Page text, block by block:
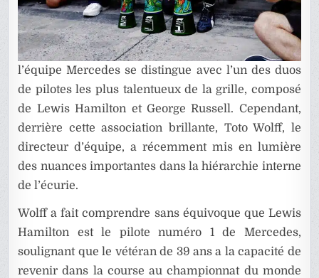
l’équipe Mercedes se distingue avec l’un des duos
de pilotes les plus talentueux de la grille, composé
de Lewis Hamilton et George Russell. Cependant,
derrière cette association brillante, Toto Wolff, le
directeur d’équipe, a récemment mis en lumière
des nuances importantes dans la hiérarchie interne
de l’écurie.
Wolff a fait comprendre sans équivoque que Lewis
Hamilton est le pilote numéro 1 de Mercedes,
soulignant que le vétéran de 39 ans a la capacité de
revenir dans la course au championnat du monde